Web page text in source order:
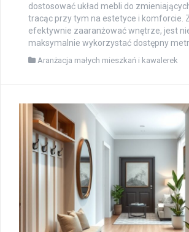
dostosować układ mebli do
tracąc przy tym na estetyce i komforcie.
efektywnie zaaranżować wnętrze, jest
maksymalnie wykorzystać dostępny
Aranżacja małych mieszkań i kawalerek